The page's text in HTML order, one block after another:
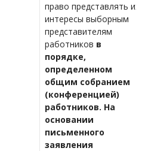
право представлять их
интересы выборным
представителям
работников в
порядке,
определенном
общим собранием
(конференцией)
работников. На
основании
письменного
заявления